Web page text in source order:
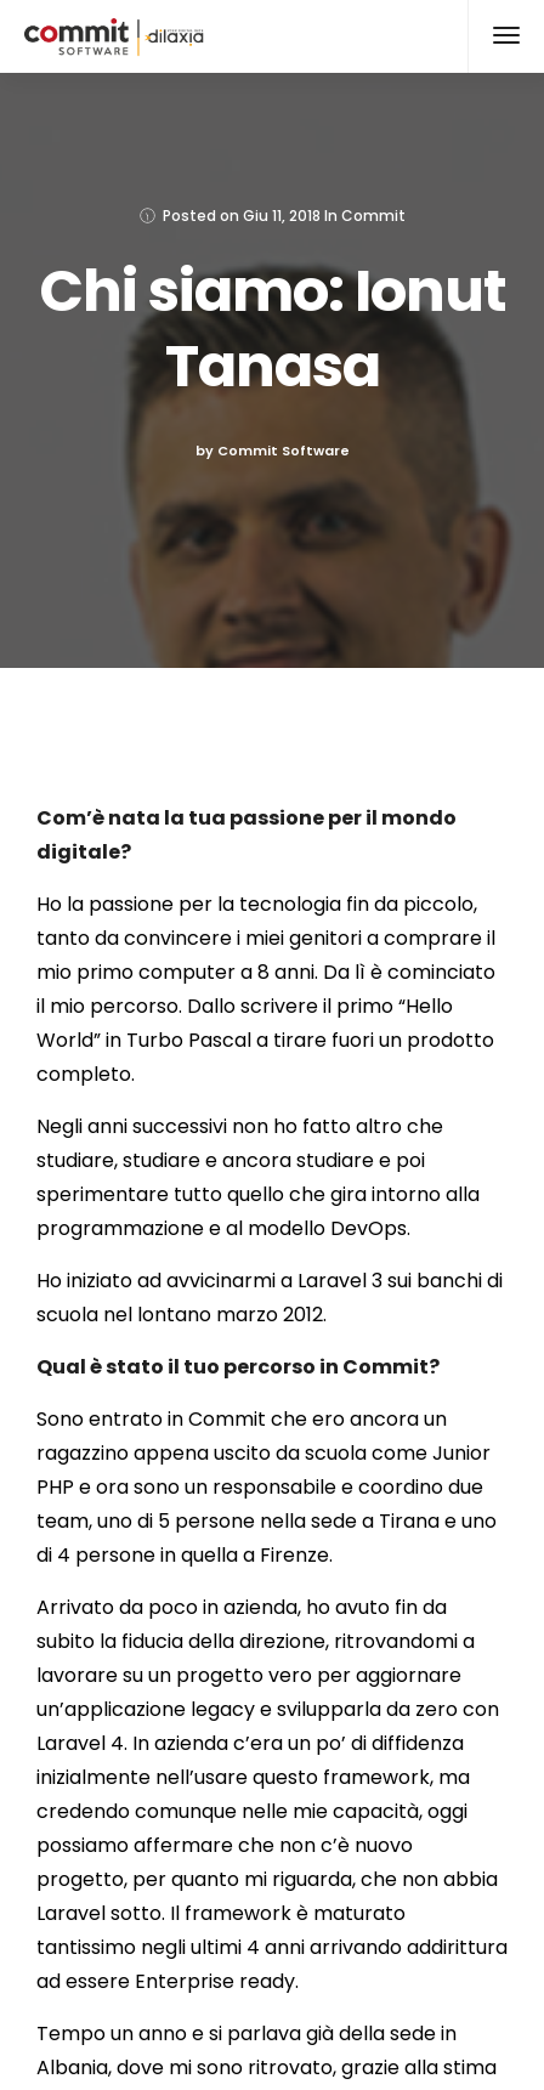
Posted on Giu 11, 2018 In Commit
Chi siamo: Ionut
Tanasa
by Commit Software
Com’è nata la tua passione per il mondo
digitale?
Ho la passione per la tecnologia fin da piccolo,
tanto da convincere i miei genitori a comprare il
mio primo computer a 8 anni. Da lì è cominciato
il mio percorso. Dallo scrivere il primo “Hello
World” in Turbo Pascal a tirare fuori un prodotto
completo.
Negli anni successivi non ho fatto altro che
studiare, studiare e ancora studiare e poi
sperimentare tutto quello che gira intorno alla
programmazione e al modello DevOps.
Ho iniziato ad avvicinarmi a Laravel 3 sui banchi di
scuola nel lontano marzo 2012.
Qual è stato il tuo percorso in Commit?
Sono entrato in Commit che ero ancora un
ragazzino appena uscito da scuola come Junior
PHP e ora sono un responsabile e coordino due
team, uno di 5 persone nella sede a Tirana e uno
di 4 persone in quella a Firenze.
Arrivato da poco in azienda, ho avuto fin da
subito la fiducia della direzione, ritrovandomi a
lavorare su un progetto vero per aggiornare
un’applicazione legacy e svilupparla da zero con
Laravel 4. In azienda c’era un po’ di diffidenza
inizialmente nell’usare questo framework, ma
credendo comunque nelle mie capacità, oggi
possiamo affermare che non c’è nuovo
progetto, per quanto mi riguarda, che non abbia
Laravel sotto. Il framework è maturato
tantissimo negli ultimi 4 anni arrivando addirittura
ad essere Enterprise ready.
Tempo un anno e si parlava già della sede in
Albania, dove mi sono ritrovato, grazie alla stima